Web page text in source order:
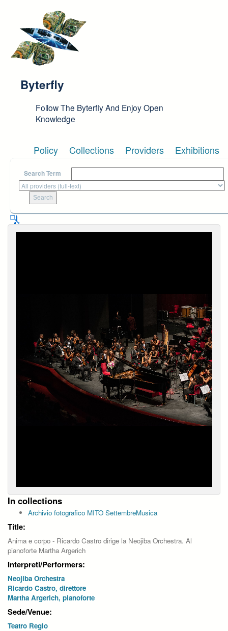
Byterfly
Follow The Byterfly And Enjoy Open
Knowledge
Policy Collections Providers Exhibitions
Search Term
In collections
Archivio fotografico MITO SettembreMusica
Title:
Anima e corpo - Ricardo Castro dirige la Neojiba Orchestra. Al
pianoforte Martha Argerich
Interpreti/Performers:
Neojiba Orchestra
Ricardo Castro, direttore
Martha Argerich, pianoforte
Sede/Venue:
Teatro Regio